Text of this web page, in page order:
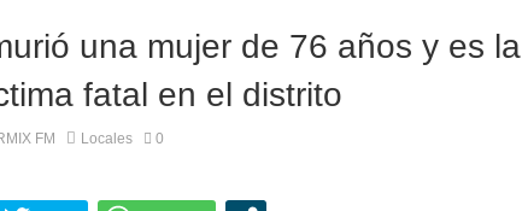
una mujer de 76 años y es la
fatal en el distrito
FM Locales 0